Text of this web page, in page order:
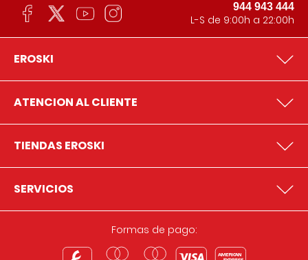
944 943 444
L-S de 9:00h a 22:00h
EROSKI
ATENCION AL CLIENTE
TIENDAS EROSKI
SERVICIOS
Formas de pago: